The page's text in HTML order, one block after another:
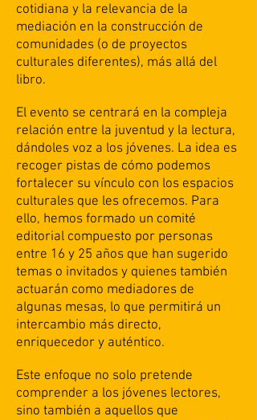
cotidiana y la relevancia de la
mediación en la construcción de
comunidades (o de proyectos
culturales diferentes), más allá del
libro.
El evento se centrará en la compleja
relación entre la juventud y la lectura,
dándoles voz a los jóvenes. La idea es
recoger pistas de cómo podemos
fortalecer su vínculo con los espacios
culturales que les ofrecemos. Para
ello, hemos formado un comité
editorial compuesto por personas
entre 16 y 25 años que han sugerido
temas o invitados y quienes también
actuarán como mediadores de
algunas mesas, lo que permitirá un
intercambio más directo,
enriquecedor y auténtico.
Este enfoque no solo pretende
comprender a los jóvenes lectores,
sino también a aquellos que